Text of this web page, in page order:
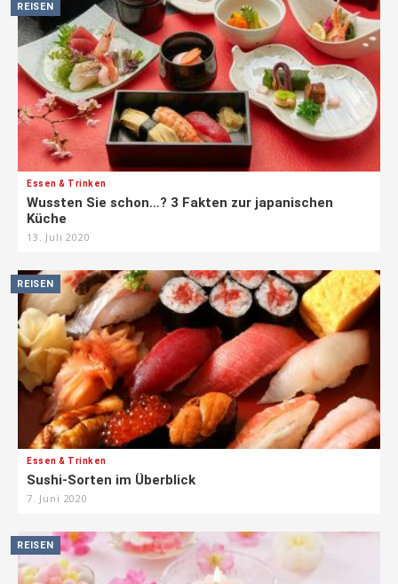
REISEN
Essen & Trinken
Wussten Sie schon…? 3 Fakten zur japanischen
Küche
13. Juli 2020
REISEN
Essen & Trinken
Sushi-Sorten im Überblick
7. Juni 2020
REISEN